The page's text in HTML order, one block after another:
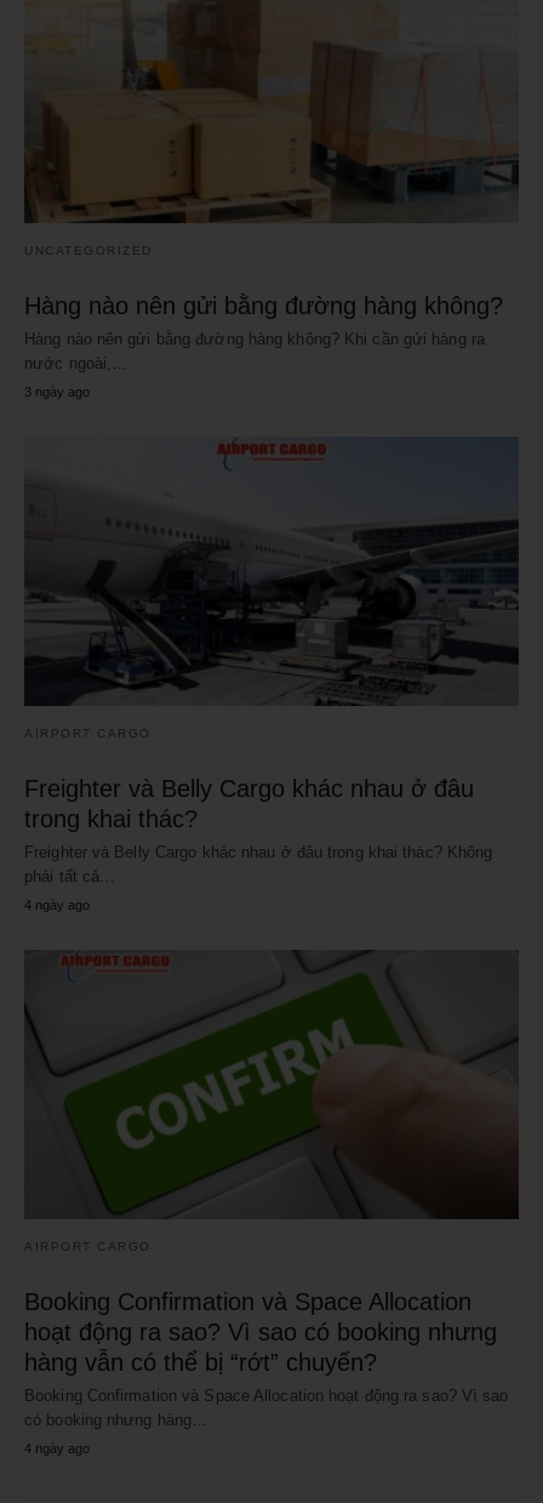
UNCATEGORIZED
Hàng nào nên gửi bằng đường hàng không?
Hàng nào nên gửi bằng đường hàng không? Khi cần gửi hàng ra
nước ngoài,…
3 ngày ago
AIRPORT CARGO
Freighter và Belly Cargo khác nhau ở đâu
trong khai thác?
Freighter và Belly Cargo khác nhau ở đâu trong khai thác? Không
phải tất cả…
4 ngày ago
AIRPORT CARGO
Booking Confirmation và Space Allocation
hoạt động ra sao? Vì sao có booking nhưng
hàng vẫn có thể bị “rớt” chuyến?
Booking Confirmation và Space Allocation hoạt động ra sao? Vì sao
có booking nhưng hàng…
4 ngày ago